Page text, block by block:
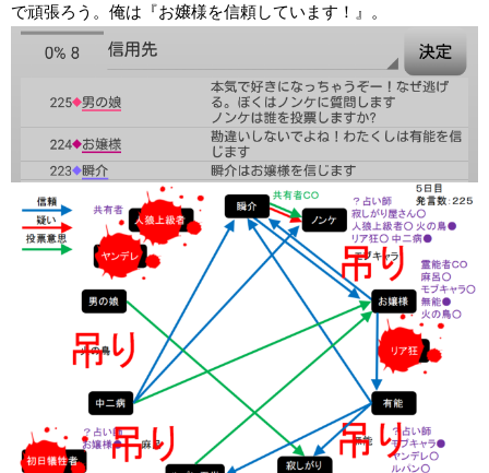
で頑張ろう。俺は『お嬢様を信頼しています！』。